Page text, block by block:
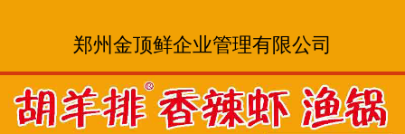
郑州金顶鲜企业管理有限公司